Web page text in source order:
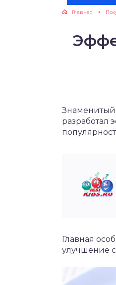
Главная
Знаменитый
разработал
Главная
улучшение